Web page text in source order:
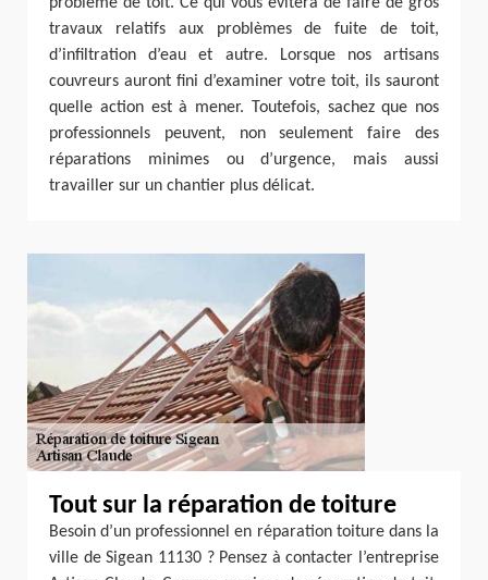
travaux relatifs aux problèmes de fuite de toit,
d’infiltration d’eau et autre. Lorsque nos artisans
couvreurs auront fini d’examiner votre toit, ils sauront
quelle action est à mener. Toutefois, sachez que nos
professionnels peuvent, non seulement faire des
réparations minimes ou d’urgence, mais aussi
travailler sur un chantier plus délicat.
Tout sur la réparation de toiture
Besoin d’un professionnel en réparation toiture dans la
ville de Sigean 11130 ? Pensez à contacter l’entreprise